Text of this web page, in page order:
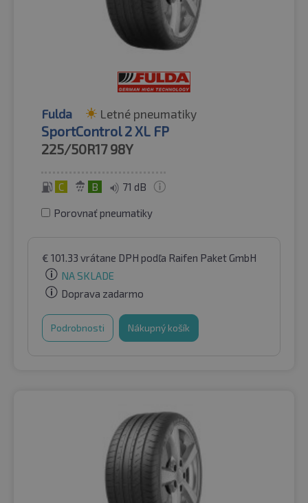
Fulda Letné pneumatiky
SportControl 2 XL FP
225/50R17 98Y
C B 71 dB
Porovnať pneumatiky
€ 101.33 vrátane DPH podľa Raifen Paket GmbH
NA SKLADE
Doprava zadarmo
Podrobnosti Nákupný košík